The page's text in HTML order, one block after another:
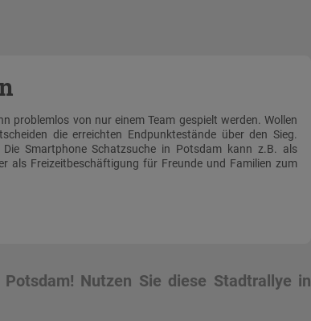
problemlos von nur einem Team gespielt werden. Wollen
die erreichten Endpunktestände über den Sieg.
Smartphone Schatzsuche in Potsdam kann z.B. als
als Freizeitbeschäftigung für Freunde und Familien zum
Nutzen Sie diese Stadtrallye in